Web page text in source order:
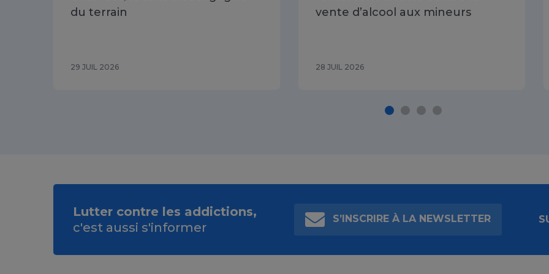
du terrain
29 JUIL 2026
vente d’alcool aux mineurs
28 JUIL 2026
Lutter contre les addictions,
c'est aussi s'informer
S’INSCRIRE À LA NEWSLETTER